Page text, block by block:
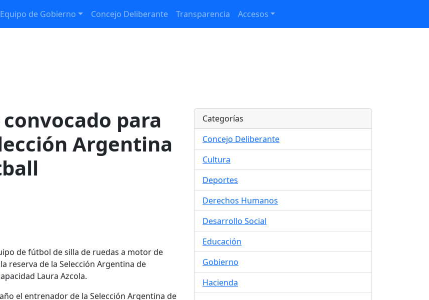
Equipo de Gobierno Concejo Deliberante Transparencia Accesos
para
Argentina
de fútbol de silla de ruedas a motor de
reserva de la Selección Argentina de
Laura Azcola.
el entrenador de la Selección Argentina de
Categorías
Concejo Deliberante
Cultura
Deportes
Derechos Humanos
Desarrollo Social
Educación
Gobierno
Hacienda